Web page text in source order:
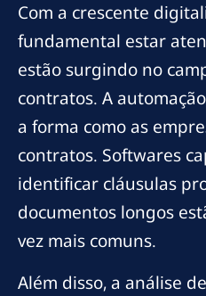
Com a crescente
fundamental estar
estão surgindo no
contratos. A
a forma como as
contratos. Softwares
identificar cláusulas
documentos longos
vez mais comuns.
Além disso, a análise